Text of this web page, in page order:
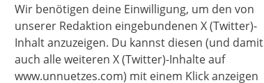
Wir benötigen deine Einwilligung, um den von
unserer Redaktion eingebundenen X (Twitter)-
Inhalt anzuzeigen. Du kannst diesen (und damit
auch alle weiteren X (Twitter)-Inhalte auf
www.unnuetzes.com) mit einem Klick anzeigen